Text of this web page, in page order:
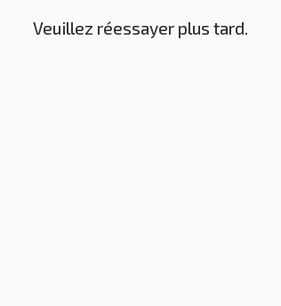
Veuillez réessayer plus tard.